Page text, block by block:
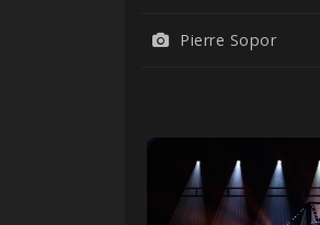
Pierre Sopor